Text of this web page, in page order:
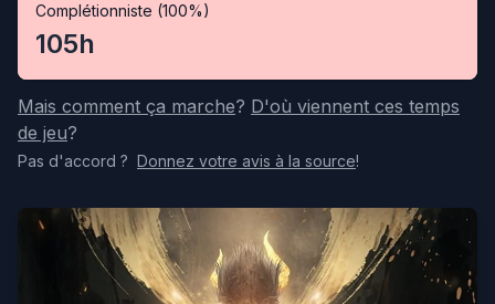
Complétionniste (100%)
105h
Mais comment ça marche? D'où viennent ces temps
de jeu?
Pas d'accord ? Donnez votre avis à la source!